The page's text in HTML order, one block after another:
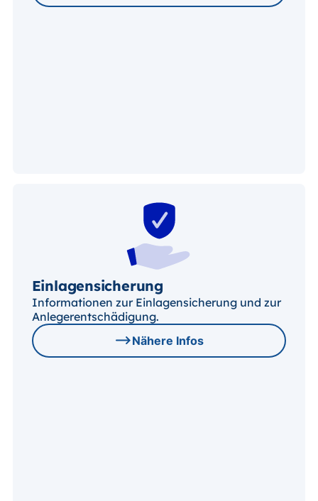
Einlagensicherung
Informationen zur Einlagensicherung und zur
Anlegerentschädigung.
Nähere Infos